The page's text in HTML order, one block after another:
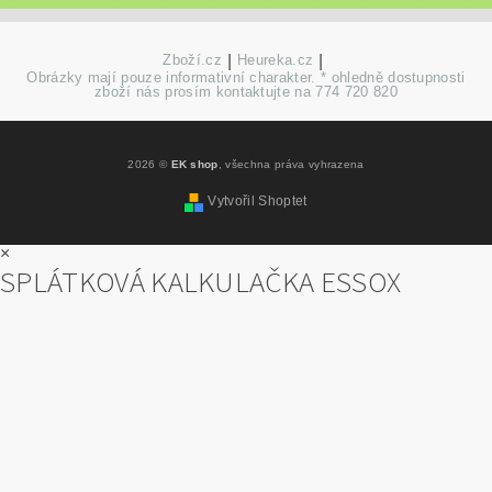
Zboží.cz Heureka.cz
Obrázky mají pouze informativní charakter. * ohledně dostupnosti
zboží nás prosím kontaktujte na 774 720 820
2026 © EK shop , všechna práva vyhrazena
Vytvořil Shoptet
×
SPLÁTKOVÁ KALKULAČKA ESSOX